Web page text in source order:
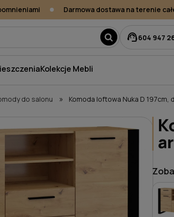
Darmowa dostawa na terenie
support_agent604 947
Kolekcje Mebli
do salonu » Komoda loftowa Nuka D 197cm,